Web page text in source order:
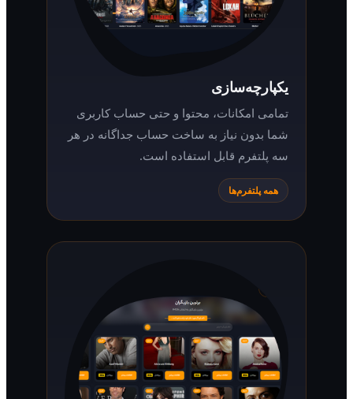
یکپارچه‌سازی
تمامی امکانات، محتوا و حتی حساب کاربری
شما بدون نیاز به ساخت حساب جداگانه در هر
سه پلتفرم قابل استفاده است.
همه پلتفرم‌ها